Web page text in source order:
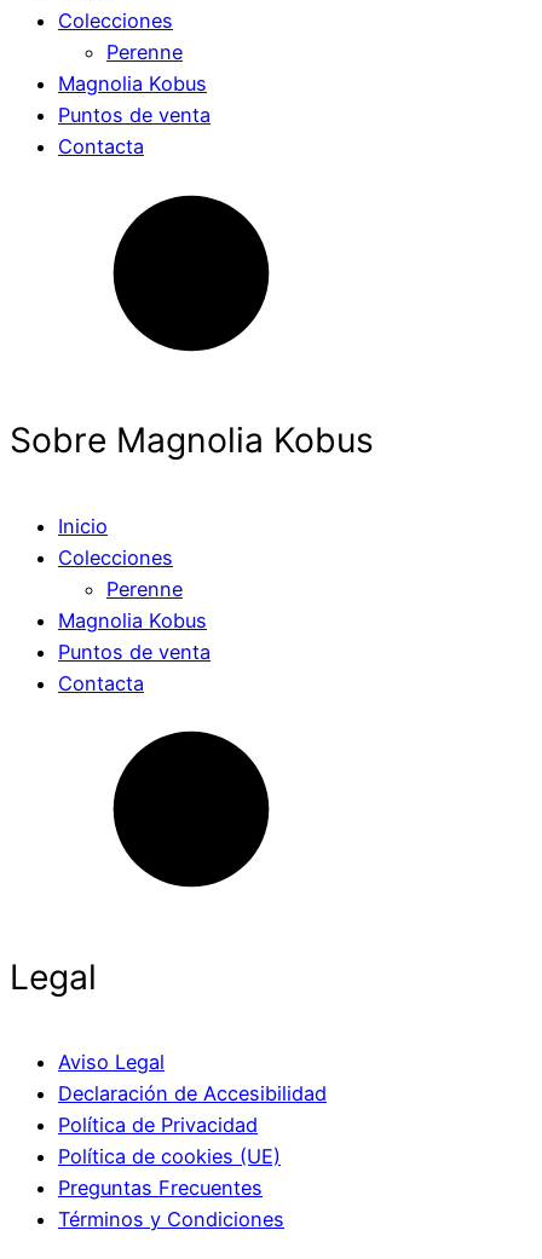
Colecciones
Perenne
Magnolia Kobus
Puntos de venta
Contacta
Sobre Magnolia Kobus
Inicio
Colecciones
Perenne
Magnolia Kobus
Puntos de venta
Contacta
Legal
Aviso Legal
Declaración de Accesibilidad
Política de Privacidad
Política de cookies (UE)
Preguntas Frecuentes
Términos y Condiciones